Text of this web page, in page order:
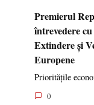
Premierul
întrevedere
Extindere și
Europene
Prioritățile
0